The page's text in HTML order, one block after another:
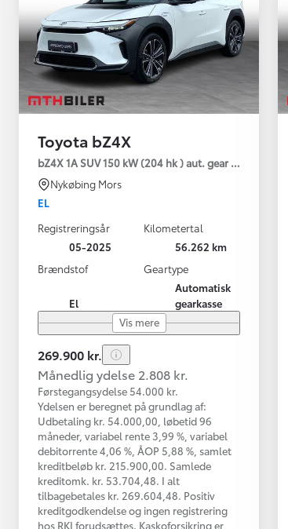
Toyota bZ4X
bZ4X 1A SUV 150 kW (204 hk ) aut. gear Executive
Nykøbing Mors
EL
Registreringsår
05-2025
Kilometertal
56.262 km
Brændstof
El
Geartype
Automatisk
gearkasse
Vis mere
269.900 kr.
Månedlig ydelse 2.808 kr.
Førstegangsydelse 54.000 kr.
Ydelsen er beregnet på grundlag af:
Udbetaling kr. 54.000,00, løbetid 96
måneder, variabel rente 3,99 %, variabel
debitorrente 4,06 %, ÅOP 5,88 %, samlet
kreditbeløb kr. 215.900,00. Samlede
kreditomk. kr. 53.704,48. I alt
tilbagebetales kr. 269.604,48. Positiv
kreditgodkendelse og ingen registrering
hos RKI forudsættes. Kaskoforsikring er